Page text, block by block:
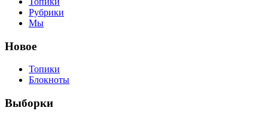
Рубрики
Мы
Новое
Топики
Блокноты
Выборки